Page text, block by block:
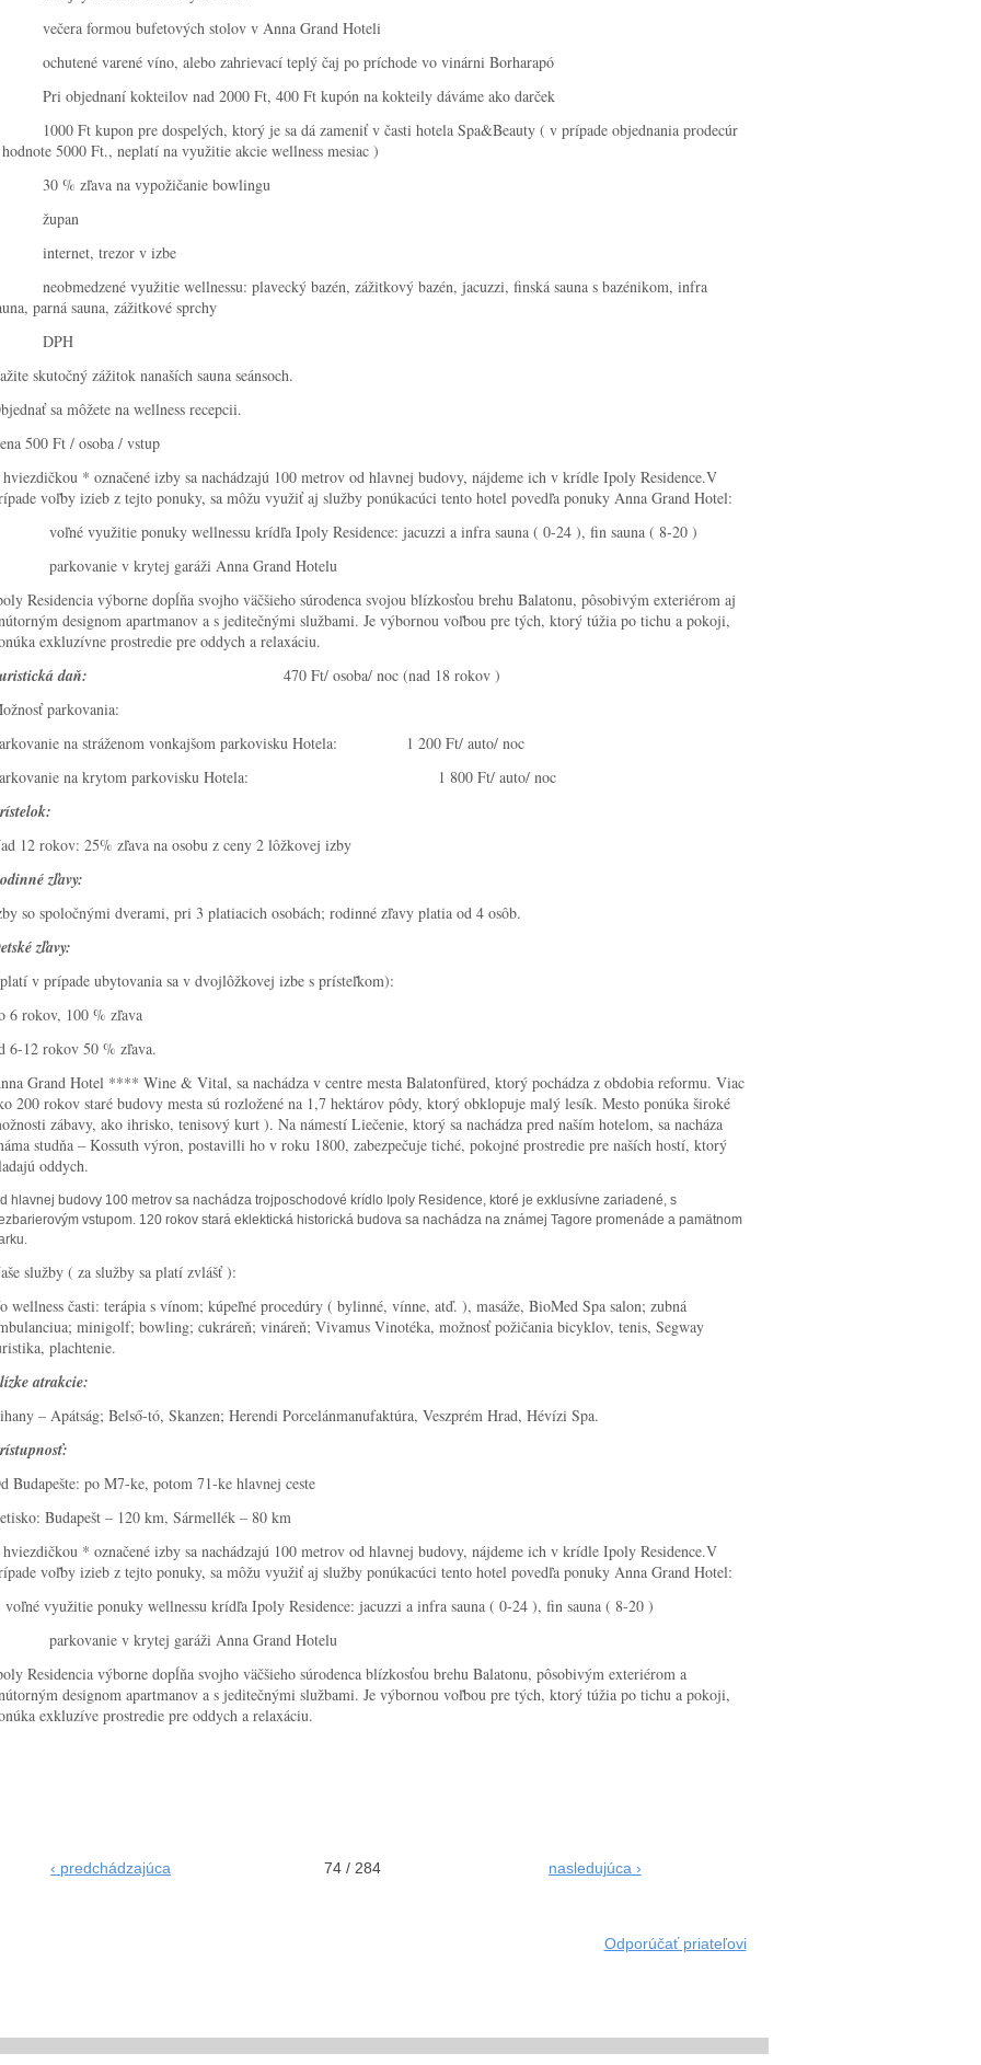
večera formou bufetových stolov v Anna Grand Hoteli
ochutené varené víno, alebo zahrievací teplý čaj po príchode vo vinárni Borharapó
Pri objednaní kokteilov nad 2000 Ft, 400 Ft kupón na kokteily dáváme ako darček
1000 Ft kupon pre dospelých, ktorý je sa dá zameniť v časti hotela Spa&Beauty ( v prípade objednania prodecúr
5000 Ft., neplatí na využitie akcie wellness mesiac )
30 % zľava na vypožičanie bowlingu
župan
internet, trezor v izbe
neobmedzené využitie wellnessu: plavecký bazén, zážitkový bazén, jacuzzi, finská sauna s bazénikom, infra
parná sauna, zážitkové sprchy
DPH
skutočný zážitok nanaších sauna seánsoch.
sa môžete na wellness recepcii.
500 Ft / osoba / vstup
hviezdičkou * označené izby sa nachádzajú 100 metrov od hlavnej budovy, nájdeme ich v krídle Ipoly Residence.V
voľby izieb z tejto ponuky, sa môžu využiť aj služby ponúkacúci tento hotel povedľa ponuky Anna Grand Hotel:
využitie ponuky wellnessu krídľa Ipoly Residence: jacuzzi a infra sauna ( 0-24 ), fin sauna ( 8-20 )
v krytej garáži Anna Grand Hotelu
Residencia výborne dopĺňa svojho väčšieho súrodenca svojou blízkosťou brehu Balatonu, pôsobivým exteriérom aj
designom apartmanov a s jeditečnými službami. Je výbornou voľbou pre tých, ktorý túžia po tichu a pokoji,
exkluzívne prostredie pre oddych a relaxáciu.
daň:
470 Ft/ osoba/ noc (nad 18 rokov )
parkovania:
na stráženom vonkajšom parkovisku Hotela: 1 200 Ft/ auto/ noc
na krytom parkovisku Hotela: 1 800 Ft/ auto/ noc
12 rokov: 25% zľava na osobu z ceny 2 lôžkovej izby
zľavy:
so spoločnými dverami, pri 3 platiacich osobách; rodinné zľavy platia od 4 osôb.
zľavy:
v prípade ubytovania sa v dvojlôžkovej izbe s prísteľkom):
6 rokov, 100 % zľava
6-12 rokov 50 % zľava.
Grand Hotel **** Wine & Vital, sa nachádza v centre mesta Balatonfüred, ktorý pochádza z obdobia reformu. Viac
200 rokov staré budovy mesta sú rozložené na 1,7 hektárov pôdy, ktorý obklopuje malý lesík. Mesto ponúka široké
zábavy, ako ihrisko, tenisový kurt ). Na námestí Liečenie, ktorý sa nachádza pred naším hotelom, sa nacháza
studňa – Kossuth výron, postavilli ho v roku 1800, zabezpečuje tiché, pokojné prostredie pre naších hostí, ktorý
oddych.
hlavnej budovy 100 metrov sa nachádza trojposchodové krídlo Ipoly Residence, ktoré je exklusívne zariadené, s
vstupom. 120 rokov stará eklektická historická budova sa nachádza na známej Tagore promenáde a pamätnom
služby ( za služby sa platí zvlášť ):
wellness časti: terápia s vínom; kúpeľné procedúry ( bylinné, vínne, atď. ), masáže, BioMed Spa salon; zubná
minigolf; bowling; cukráreň; vináreň; Vivamus Vinotéka, možnosť požičania bicyklov, tenis, Segway
plachtenie.
atrakcie:
– Apátság; Belső-tó, Skanzen; Herendi Porcelánmanufaktúra, Veszprém Hrad, Hévízi Spa.
Budapešte: po M7-ke, potom 71-ke hlavnej ceste
Budapešt – 120 km, Sármellék – 80 km
hviezdičkou * označené izby sa nachádzajú 100 metrov od hlavnej budovy, nájdeme ich v krídle Ipoly Residence.V
voľby izieb z tejto ponuky, sa môžu využiť aj služby ponúkacúci tento hotel povedľa ponuky Anna Grand Hotel:
využitie ponuky wellnessu krídľa Ipoly Residence: jacuzzi a infra sauna ( 0-24 ), fin sauna ( 8-20 )
v krytej garáži Anna Grand Hotelu
Residencia výborne dopĺňa svojho väčšieho súrodenca blízkosťou brehu Balatonu, pôsobivým exteriérom a
designom apartmanov a s jeditečnými službami. Je výbornou voľbou pre tých, ktorý túžia po tichu a pokoji,
exkluzíve prostredie pre oddych a relaxáciu.
‹ predchádzajúca 74 / 284 nasledujúca ›
Odporúčať priateľovi